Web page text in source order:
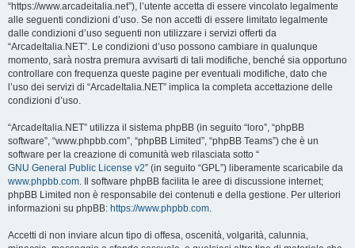
“https://www.arcadeitalia.net”), l’utente accetta di essere vincolato legalmente
alle seguenti condizioni d’uso. Se non accetti di essere limitato legalmente
dalle condizioni d’uso seguenti non utilizzare i servizi offerti da
“ArcadeItalia.NET”. Le condizioni d’uso possono cambiare in qualunque
momento, sarà nostra premura avvisarti di tali modifiche, benché sia opportuno
controllare con frequenza queste pagine per eventuali modifiche, dato che
l’uso dei servizi di “ArcadeItalia.NET” implica la completa accettazione delle
condizioni d’uso.
“ArcadeItalia.NET” utilizza il sistema phpBB (in seguito “loro”, “phpBB
software”, “www.phpbb.com”, “phpBB Limited”, “phpBB Teams”) che è un
software per la creazione di comunità web rilasciata sotto “
GNU General Public License v2” (in seguito “GPL”) liberamente scaricabile da
www.phpbb.com. Il software phpBB facilita le aree di discussione internet;
phpBB Limited non è responsabile dei contenuti e della gestione. Per ulteriori
informazioni su phpBB: https://www.phpbb.com.
Accetti di non inviare alcun tipo di offesa, oscenità, volgarità, calunnia,